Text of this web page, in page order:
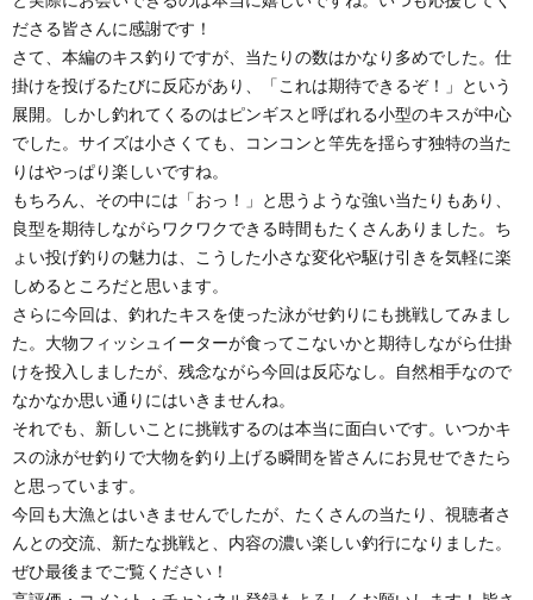
ださる皆さんに感謝です！
さて、本編のキス釣りですが、当たりの数はかなり多めでした。仕
掛けを投げるたびに反応があり、「これは期待できるぞ！」という
展開。しかし釣れてくるのはピンギスと呼ばれる小型のキスが中心
でした。サイズは小さくても、コンコンと竿先を揺らす独特の当た
りはやっぱり楽しいですね。
もちろん、その中には「おっ！」と思うような強い当たりもあり、
良型を期待しながらワクワクできる時間もたくさんありました。ち
ょい投げ釣りの魅力は、こうした小さな変化や駆け引きを気軽に楽
しめるところだと思います。
さらに今回は、釣れたキスを使った泳がせ釣りにも挑戦してみまし
た。大物フィッシュイーターが食ってこないかと期待しながら仕掛
けを投入しましたが、残念ながら今回は反応なし。自然相手なので
なかなか思い通りにはいきませんね。
それでも、新しいことに挑戦するのは本当に面白いです。いつかキ
スの泳がせ釣りで大物を釣り上げる瞬間を皆さんにお見せできたら
と思っています。
今回も大漁とはいきませんでしたが、たくさんの当たり、視聴者さ
んとの交流、新たな挑戦と、内容の濃い楽しい釣行になりました。
ぜひ最後までご覧ください！